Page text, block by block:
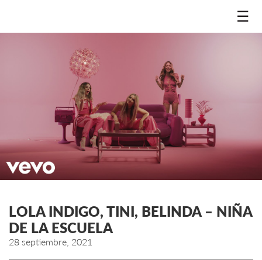
☰
LOLA INDIGO, TINI, BELINDA – NIÑA
DE LA ESCUELA
28 septiembre, 2021